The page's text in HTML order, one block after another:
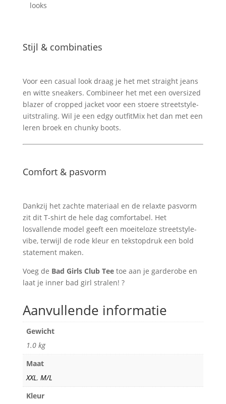
looks
Stijl & combinaties
Voor een casual look draag je het met straight jeans
en witte sneakers. Combineer het met een oversized
blazer of cropped jacket voor een stoere streetstyle-
uitstraling. Wil je een edgy outfitMix het dan met een
leren broek en chunky boots.
Comfort & pasvorm
Dankzij het zachte materiaal en de relaxte pasvorm
zit dit T-shirt de hele dag comfortabel. Het
losvallende model geeft een moeiteloze streetstyle-
vibe, terwijl de rode kleur en tekstopdruk een bold
statement maken.
Voeg de Bad Girls Club Teetoe aan je garderobe en
laat je inner bad girl stralen! ?
Aanvullende informatie
Gewicht
1.0 kg
Maat
XXL, M/L
Kleur